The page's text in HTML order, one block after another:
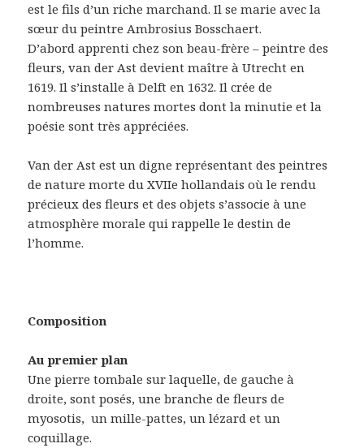
est le fils d’un riche marchand. Il se marie avec la
sœur du peintre Ambrosius Bosschaert.
D’abord apprenti chez son beau-frère – peintre des
fleurs, van der Ast devient maître à Utrecht en
1619. Il s’installe à Delft en 1632. Il crée de
nombreuses natures mortes dont la minutie et la
poésie sont très appréciées.
Van der Ast est un digne représentant des peintres
de nature morte du XVIIe hollandais où le rendu
précieux des fleurs et des objets s’associe à une
atmosphère morale qui rappelle le destin de
l’homme.
Composition
Au premier plan
Une pierre tombale sur laquelle, de gauche à
droite, sont posés, une branche de fleurs de
myosotis, un mille-pattes, un lézard et un
coquillage.